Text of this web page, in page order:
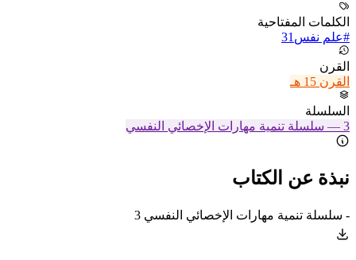
الكلمات المفتاحية
#علم نفس 31
القرن
القرن 15 هـ
السلسلة
3
— سلسلة تنمية مهارات الإخصائي النفسي
نبذة عن الكتاب
- سلسلة تنمية مهارات الإخصائي النفسي 3